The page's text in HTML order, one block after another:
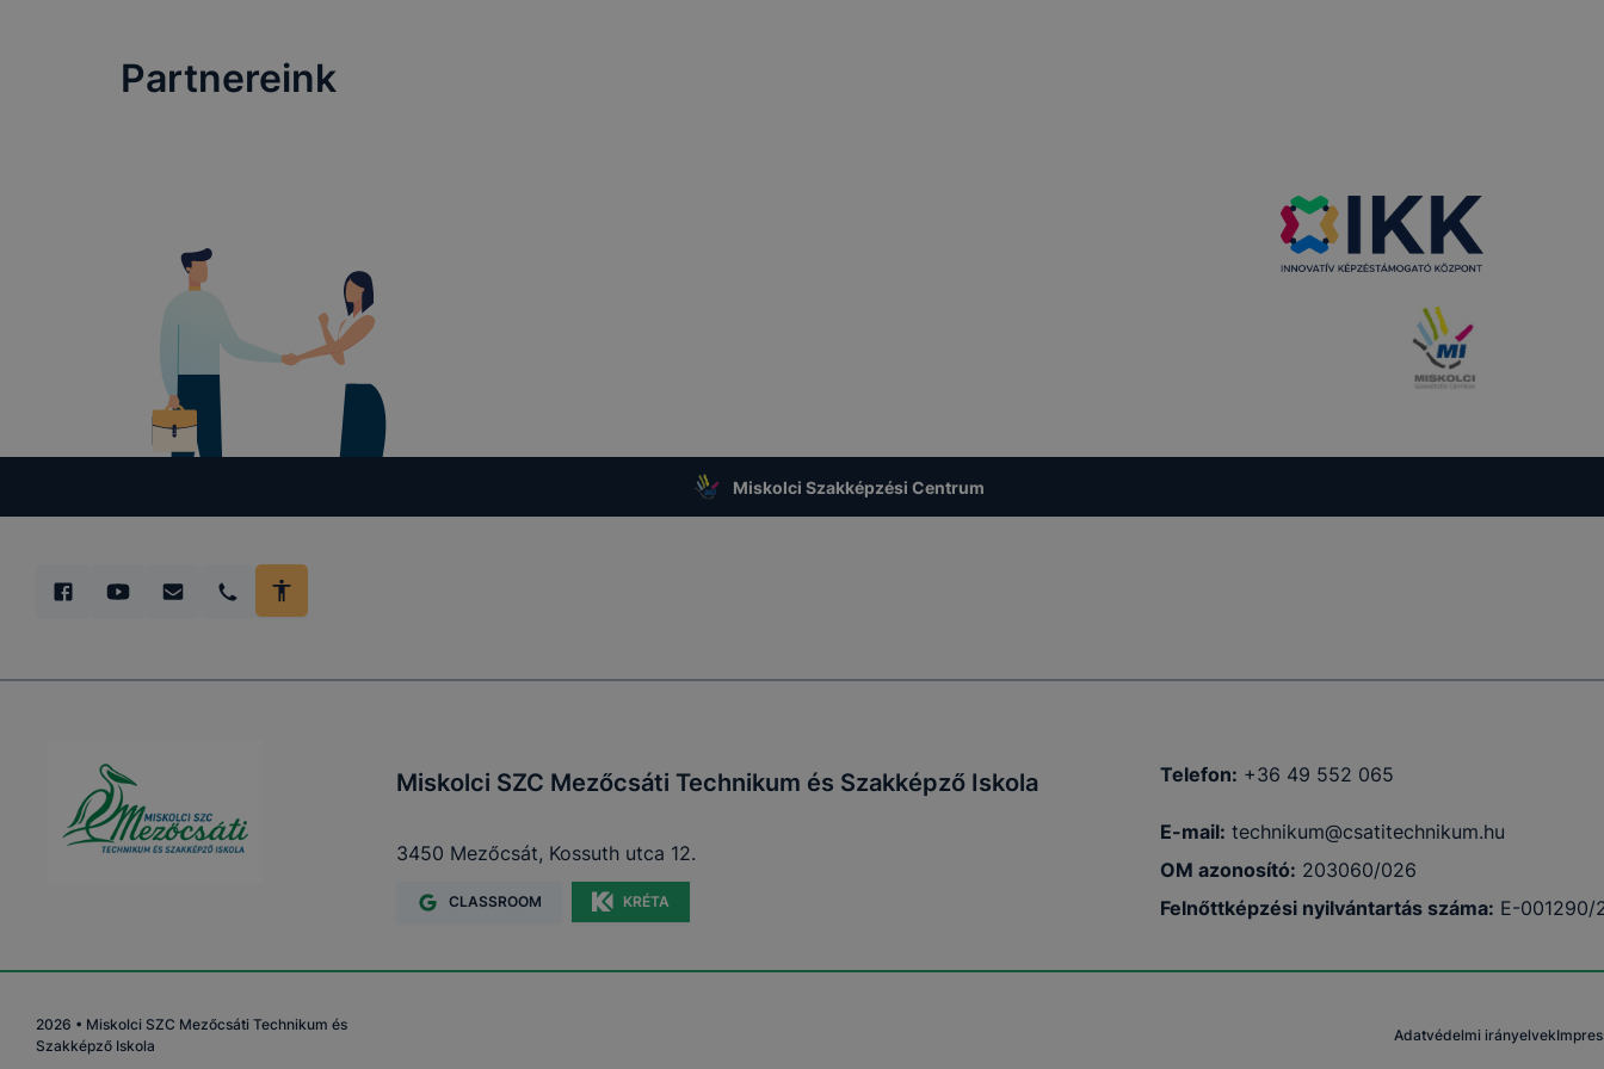
Partnereink
Miskolci Szakképzési Centrum
Miskolci SZC Mezőcsáti Technikum és Szakképző Iskola
3450 Mezőcsát, Kossuth utca 12.
CLASSROOM KRÉTA
Telefon: +36 49 552 065
E-mail: technikum@csatitechnikum.hu
OM azonosító: 203060/026
Felnőttképzési nyilvántartás száma: E-001290/
2026 • Miskolci SZC Mezőcsáti Technikum és
Szakképző Iskola
Adatvédelmi irányelvek